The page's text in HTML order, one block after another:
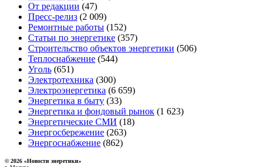
От редакции (47)
Пресс-релиз (2 009)
Ремонтные работы (152)
Статьи по энергетике (357)
Строительство объектов энергетики (506)
Теплоснабжение (544)
Уголь (651)
Электротехника (300)
Электроэнергетика (6 659)
Энергетика в быту (33)
Энергетика и фондовый рынок (1 623)
Энергетические СМИ (18)
Энергосбережение (263)
Энергоснабжение (862)
© 2026 «Новости энеретики»